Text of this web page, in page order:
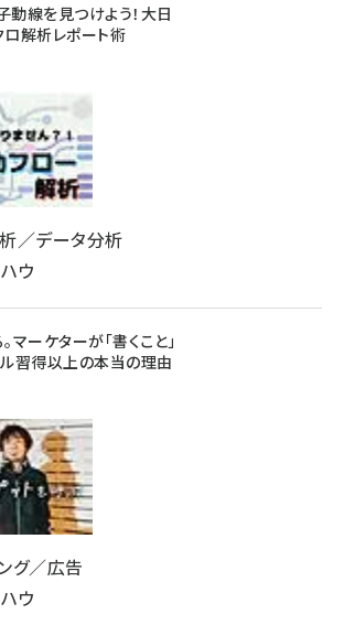
線を見つけよう！大日
ロ解析レポート術
／データ分析
ウ
ーケターが「書くこと」
ル習得以上の本当の理由
グ／広告
ウ